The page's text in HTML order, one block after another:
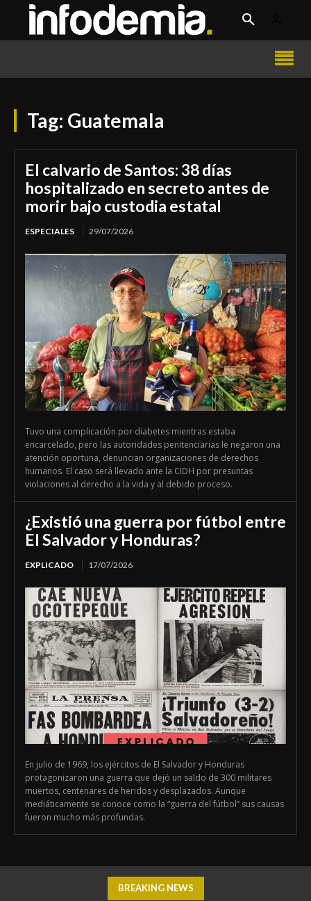
Tag: Guatemala
El calvario de Santos: 38 días
hospitalizado en secreto antes de
morir bajo custodia estatal
ESPECIALES 29/07/2026
Tuvo una complicación por diabetes mientras estaba
encarcelado, pero las autoridades penitenciarias le negaron una
atención oportuna, denuncian organizaciones de derechos
humanos. El caso será llevado ante la CIDH por presuntas
violaciones al derecho a la vida y al debido proceso.
¿Existió una guerra por fútbol entre
El Salvador y Honduras?
EXPLICADO 17/07/2026
En julio de 1969, los ejércitos de El Salvador y Honduras
protagonizaron una guerra que dejó un saldo de 300 militares
muertos, centenares de heridos y desplazados. Aunque
mediáticamente se conoce como la “guerra del fútbol” sus causas
fueron mucho más profundas.
BREAKING NEWS